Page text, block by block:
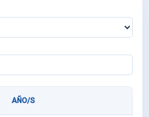
AÑO/S